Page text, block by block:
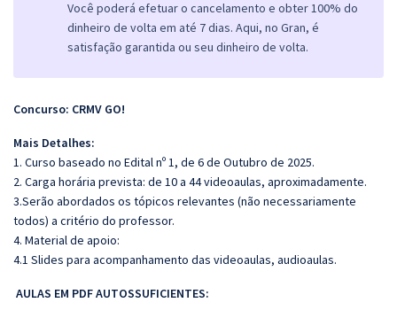
Você poderá efetuar o cancelamento e obter 100% do
dinheiro de volta em até 7 dias. Aqui, no Gran, é
satisfação garantida ou seu dinheiro de volta.
Concurso: CRMV GO!
Mais Detalhes:
1. Curso baseado no Edital nº 1, de 6 de Outubro de 2025.
2. Carga horária prevista: de 10 a 44 videoaulas, aproximadamente.
3.Serão abordados os tópicos relevantes (não necessariamente
todos) a critério do professor.
4. Material de apoio:
4.1 Slides para acompanhamento das videoaulas, audioaulas.
AULAS EM PDF AUTOSSUFICIENTES: